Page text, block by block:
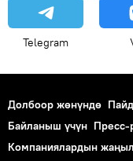
Telegram
Долбоор жөнүндө
Байланыш үчүн Пресс-
Компаниялардын